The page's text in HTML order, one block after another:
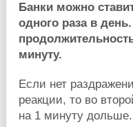
Банки можно
одного раза в
минуту.
Если нет
реакции, то во
на 1 минуту